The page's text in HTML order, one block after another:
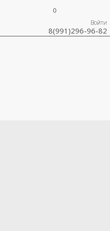
Войти
0
8(991)296-96-82